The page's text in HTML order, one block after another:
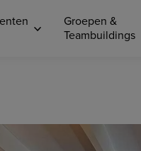
Groepen &
Teambuildings